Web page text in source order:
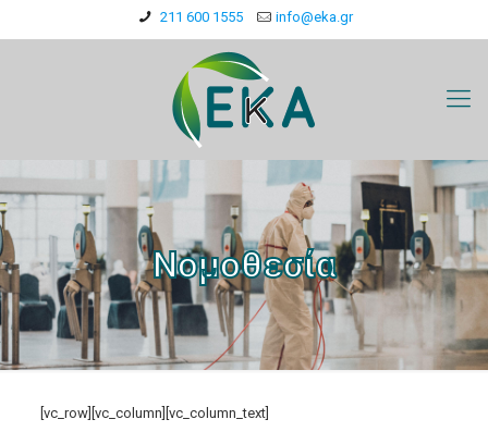
211 600 1555 info@eka.gr
Νομοθεσία
[vc_row][vc_column][vc_column_text]